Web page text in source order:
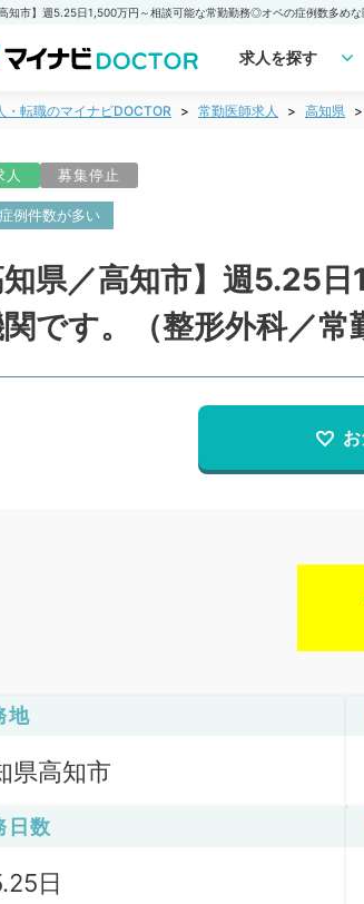
求人を探す
・転職のマイナビDOCTOR 常勤医師求人 高知県
人 募集停止
例件数が多い
知県／高知市】週5.25
です。（整形外科／常
地
県高知市
日数
日